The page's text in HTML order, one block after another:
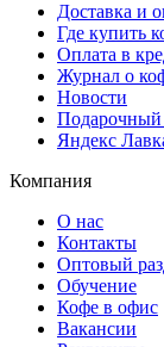
Доставка и
Где купить
Оплата в
Журнал о
Новости
Подарочный
Яндекс
Компания
О нас
Контакты
Оптовый
Обучение
Кофе в офис
Вакансии